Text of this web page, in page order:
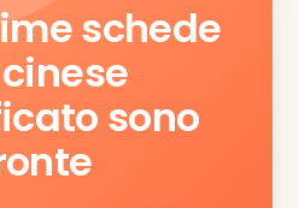
schede
sono